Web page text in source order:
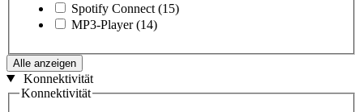
Spotify Connect (15)
MP3-Player (14)
Alle anzeigen
Konnektivität
Konnektivität